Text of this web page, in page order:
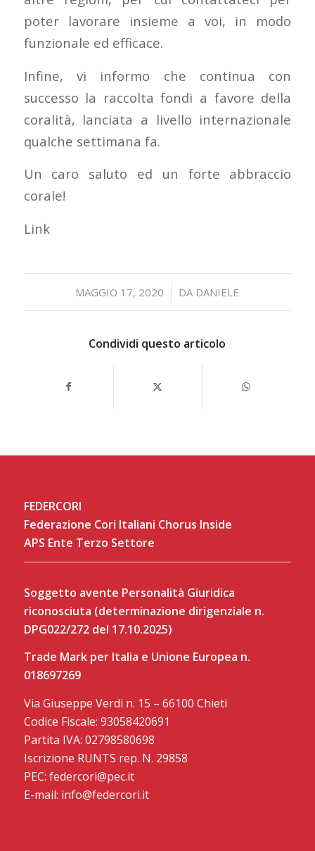
poter lavorare insieme a voi, in modo
funzionale ed efficace.
Infine, vi informo che continua con
successo la raccolta fondi a favore della
coralità, lanciata a livello internazionale
qualche settimana fa.
Un caro saluto ed un forte abbraccio
corale!
Link
MAGGIO 17, 2020
/ DA DANIELE
Condividi questo articolo
FEDERCORI
Federazione Cori Italiani Chorus Inside
APS Ente Terzo Settore
Soggetto avente Personalità Giuridica
riconosciuta (determinazione dirigenziale n.
DPG022/272 del 17.10.2025)
Trade Mark per Italia e Unione Europea n.
018697269
Via Giuseppe Verdi n. 15 – 66100 Chieti
Codice Fiscale: 93058420691
Partita IVA: 02798580698
Iscrizione RUNTS rep. N. 29858
PEC: federcori@pec.it
E-mail: info@federcori.it